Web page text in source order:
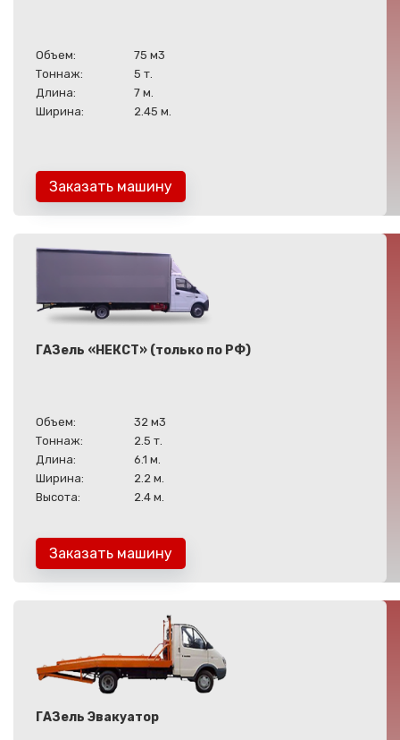
Объем:
75 м3
Тоннаж:
5 т.
Длина:
7 м.
Ширина:
2.45 м.
Заказать машину
ГАЗель «НЕКСТ» (только по РФ)
Объем:
32 м3
Тоннаж:
2.5 т.
Длина:
6.1 м.
Ширина:
2.2 м.
Высота:
2.4 м.
Заказать машину
ГАЗель Эвакуатор